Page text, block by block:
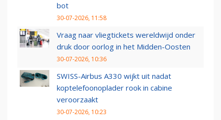
bot
30-07-2026, 11:58
Vraag naar vliegtickets wereldwijd onder
druk door oorlog in het Midden-Oosten
30-07-2026, 10:36
SWISS-Airbus A330 wijkt uit nadat
koptelefoonoplader rook in cabine
veroorzaakt
30-07-2026, 10:23